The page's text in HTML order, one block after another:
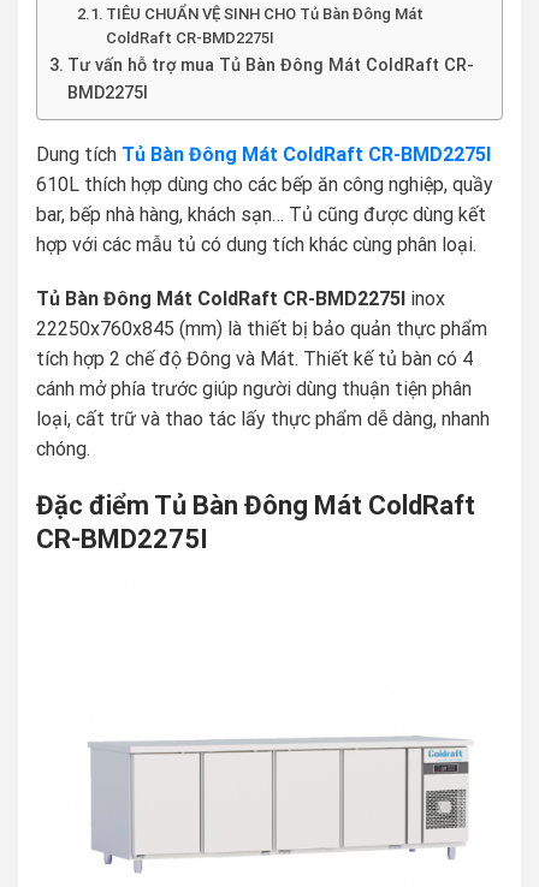
TIÊU CHUẨN VỆ SINH CHO Tủ Bàn Đông Mát
ColdRaft CR-BMD2275I
Tư vấn hỗ trợ mua Tủ Bàn Đông Mát ColdRaft CR-
BMD2275I
Dung tích Tủ Bàn Đông Mát ColdRaft CR-BMD2275I
610L thích hợp dùng cho các bếp ăn công nghiệp, quầy
bar, bếp nhà hàng, khách sạn… Tủ cũng được dùng kết
hợp với các mẫu tủ có dung tích khác cùng phân loại.
Tủ Bàn Đông Mát ColdRaft CR-BMD2275I inox
22250x760x845 (mm) là thiết bị bảo quản thực phẩm
tích hợp 2 chế độ Đông và Mát. Thiết kế tủ bàn có 4
cánh mở phía trước giúp người dùng thuận tiện phân
loại, cất trữ và thao tác lấy thực phẩm dễ dàng, nhanh
chóng.
Đặc điểm Tủ Bàn Đông Mát ColdRaft
CR-BMD2275I